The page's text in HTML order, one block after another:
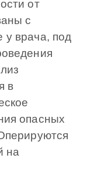
от
с
у врача, под
в
опасных
на